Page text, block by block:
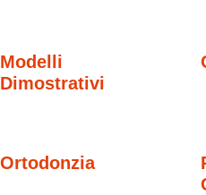
Modelli
Dimostrativi
Ortodonzia